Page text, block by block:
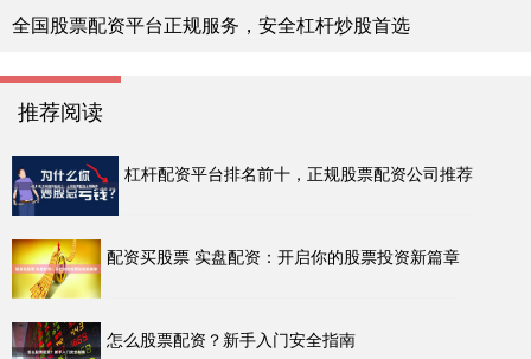
全国股票配资平台正规服务，安全杠杆炒股首选
推荐阅读
杠杆配资平台排名前十，正规股票配资公司推荐
配资买股票 实盘配资：开启你的股票投资新篇章
怎么股票配资？新手入门安全指南